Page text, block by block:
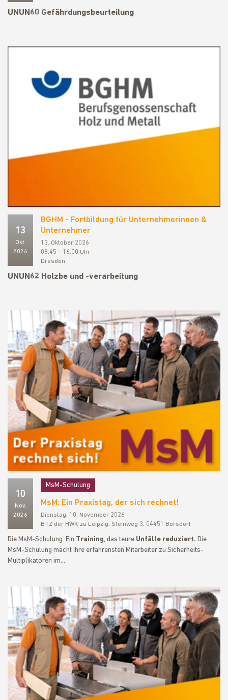
UNUN60 Gefährdungsbeurteilung
13
Okt.
2026
BGHM - Fortbildung für Unternehmerinnen &
Unternehmer
13. Oktober 2026
08:45 – 16:00 Uhr
Dresden
UNUN62 Holzbe und -verarbeitung
10
Nov.
2026
MsM-Schulung
MsM: Ein Praxistag, der sich rechnet!
Dienstag, 10. November 2026
BTZ der HWK zu Leipzig, Steinweg 3, 04451 Borsdorf
Die MsM-Schulung: Ein Training, das teure Unfälle reduziert. Die
MsM-Schulung macht Ihre erfahrensten Mitarbeiter zu Sicherheits-
Multiplikatoren im…